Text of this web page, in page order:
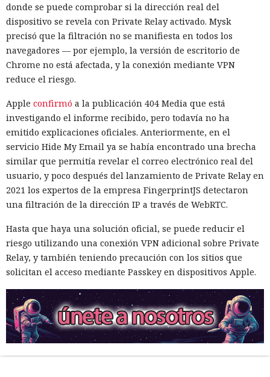
donde se puede comprobar si la dirección real del
dispositivo se revela con Private Relay activado. Mysk
precisó que la filtración no se manifiesta en todos los
navegadores — por ejemplo, la versión de escritorio de
Chrome no está afectada, y la conexión mediante VPN
reduce el riesgo.
Apple confirmó a la publicación 404 Media que está
investigando el informe recibido, pero todavía no ha
emitido explicaciones oficiales. Anteriormente, en el
servicio Hide My Email ya se había encontrado una brecha
similar que permitía revelar el correo electrónico real del
usuario, y poco después del lanzamiento de Private Relay en
2021 los expertos de la empresa FingerprintJS detectaron
una filtración de la dirección IP a través de WebRTC.
Hasta que haya una solución oficial, se puede reducir el
riesgo utilizando una conexión VPN adicional sobre Private
Relay, y también teniendo precaución con los sitios que
solicitan el acceso mediante Passkey en dispositivos Apple.